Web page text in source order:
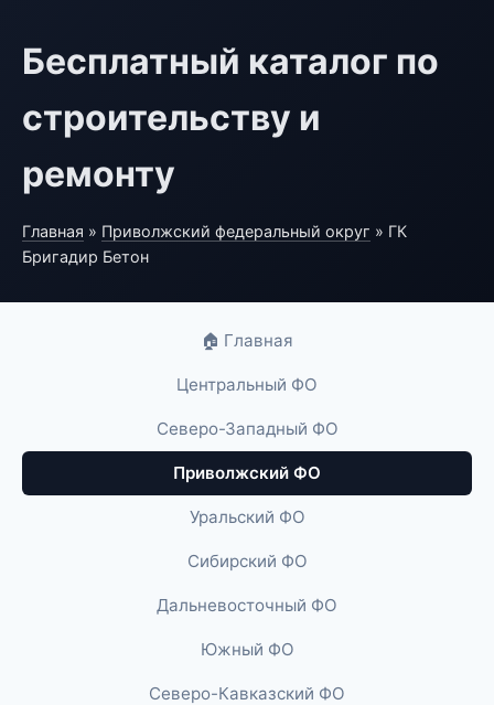
Бесплатный каталог по
строительству и
ремонту
Главная » Приволжский федеральный округ » ГК
Бригадир Бетон
🏠 Главная
Центральный ФО
Северо-Западный ФО
Приволжский ФО
Уральский ФО
Сибирский ФО
Дальневосточный ФО
Южный ФО
Северо-Кавказский ФО